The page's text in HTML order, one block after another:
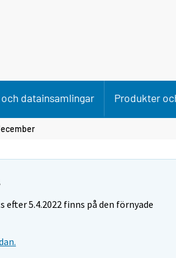
datainsamlingar Produkter
5.4.2022 finns på den förnyade